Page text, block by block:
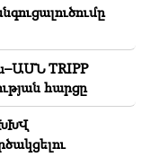
առանց
Իրանը,
TRIPP
հարցը